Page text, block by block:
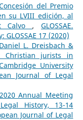
del Premio
su LVIII edición, al
Calvo ,GLOSSAE.
17 (2020)
Daniel L. Dreisbach &
Christian jurists in
University
Journal of Legal
2020 Annual Meeting
History, 13-14
Journal of Legal